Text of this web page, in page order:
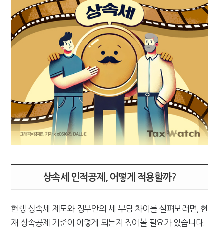
상속세 인적공제, 어떻게 적용할까?
현행 상속세 제도와 정부안의 세 부담 차이를 살펴보려면, 현
재 상속공제 기준이 어떻게 되는지 짚어볼 필요가 있습니다.